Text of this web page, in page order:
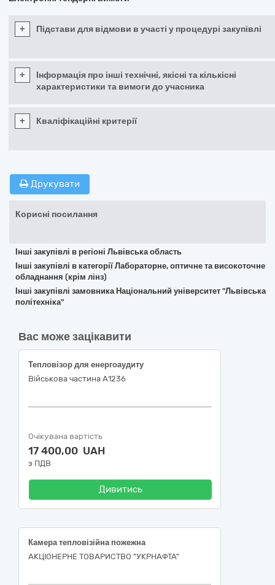
+ Підстави для відмови в участі у процедурі закупівлі
+
Інформація про інші технічні, якісні та кількісні
характеристики та вимоги до учасника
+ Кваліфікаційні критерії
Друкувати
Корисні посилання
Інші закупівлі в регіоні Львівська область
Інші закупівлі в категорії Лабораторне, оптичне та високоточне
обладнання (крім лінз)
Інші закупівлі замовника Національний університет "Львівська
політехніка"
Вас може зацікавити
Тепловізор для енергоаудиту
Військова частина А1236
Очікувана вартість
17 400,00 UAH
з ПДВ
Дивитись
Камера тепловізійна пожежна
АКЦІОНЕРНЕ ТОВАРИСТВО "УКPНAФТА"